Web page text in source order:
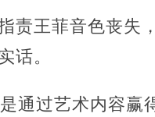
责王菲音色丧失
话。
通过艺术内容赢